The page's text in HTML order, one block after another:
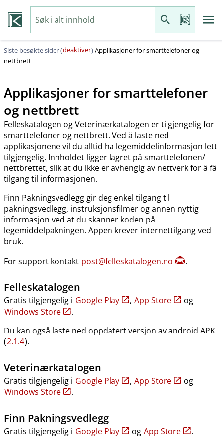
Siste besøkte sider (deaktiver)Applikasjoner for smarttelefoner og
nettbrett
Applikasjoner for smarttelefoner
og nettbrett
Felleskatalogen og Veterinærkatalogen er tilgjengelig for
smarttelefoner og nettbrett. Ved å laste ned
applikasjonene vil du alltid ha legemiddelinformasjon lett
tilgjengelig. Innholdet ligger lagret på smarttelefonen​/​
nettbrettet, slik at du ikke er avhengig av nettverk for å få
tilgang til informasjonen.
Finn Pakningsvedlegg gir deg enkel tilgang til
pakningsvedlegg, instruksjonsfilmer og annen nyttig
informasjon ved at du skanner koden på
legemiddelpakningen. Appen krever internettilgang ved
bruk.
For support kontakt post@felleskatalogen.no .
Felleskatalogen
Gratis tilgjengelig i Google Play , App Store
og
Windows Store
.
Du kan også laste ned oppdatert versjon av android APK
(2.1.4).
Veterinærkatalogen
Gratis tilgjengelig i Google Play , App Store
og
Windows Store
.
Finn Pakningsvedlegg
Gratis tilgjengelig i Google Play og App Store .